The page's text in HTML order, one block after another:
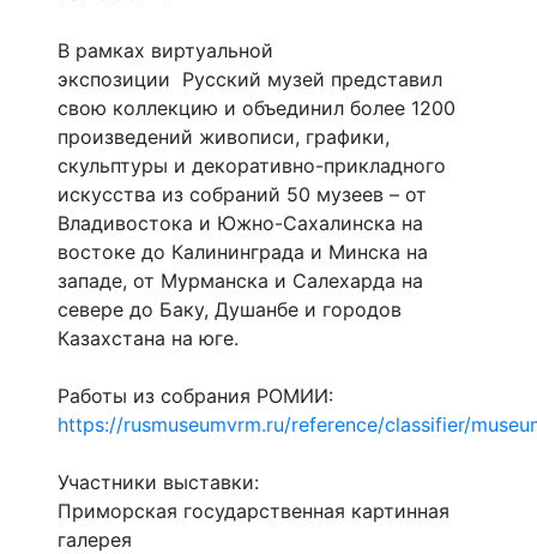
В рамках виртуальной
экспозиции Русский музей представил
свою коллекцию и объединил более 1200
произведений живописи, графики,
скульптуры и декоративно-прикладного
искусства из собраний 50 музеев – от
Владивостока и Южно-Сахалинска на
востоке до Калининграда и Минска на
западе, от Мурманска и Салехарда на
севере до Баку, Душанбе и городов
Казахстана на юге.
Работы из собрания РОМИИ:
https://rusmuseumvrm.ru/reference/classifier/
Участники выставки:
Приморская государственная картинная
галерея